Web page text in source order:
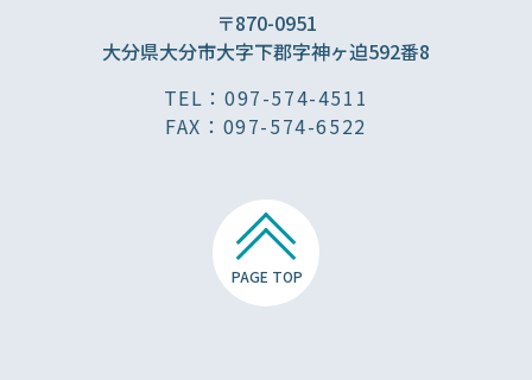
〒870-0951
大分県大分市大字下郡字神ヶ迫592番8
TEL：097-574-4511
FAX：097-574-6522
PAGE TOP